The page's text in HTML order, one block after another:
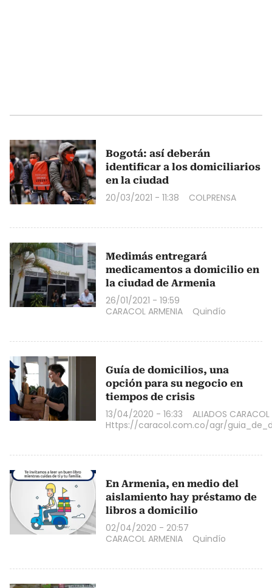
Bogotá: así deberán
identificar a los domiciliarios
en la ciudad
20/03/2021 - 11:38 COLPRENSA
Medimás entregará
medicamentos a domicilio en
la ciudad de Armenia
26/01/2021 - 19:59
CARACOL ARMENIA
Quindío
Guía de domicilios, una
opción para su negocio en
tiempos de crisis
13/04/2020 - 16:33
ALIADOS CARACOL
Https://caracol.com.co/agr/
En Armenia, en medio del
aislamiento hay préstamo de
libros a domicilio
02/04/2020 - 20:57
CARACOL ARMENIA
Quindío